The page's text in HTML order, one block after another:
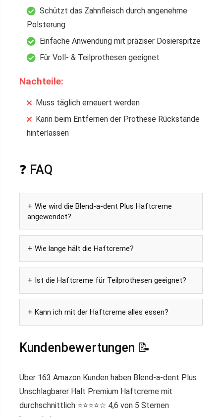
Schützt das Zahnfleisch durch angenehme
Polsterung
Einfache Anwendung mit präziser Dosierspitze
Für Voll- & Teilprothesen geeignet
Nachteile:
Muss täglich erneuert werden
Kann beim Entfernen der Prothese Rückstände
hinterlassen
❓ FAQ
Wie wird die Blend-a-dent Plus Haftcreme
angewendet?
Wie lange hält die Haftcreme?
Ist die Haftcreme für Teilprothesen geeignet?
Kann ich mit der Haftcreme alles essen?
Kundenbewertungen 📝
Über 163 Amazon Kunden haben Blend-a-dent Plus
Unschlagbarer Halt Premium Haftcreme mit
durchschnittlich ⭐️⭐️⭐️⭐️☆ 4,6 von 5 Sternen